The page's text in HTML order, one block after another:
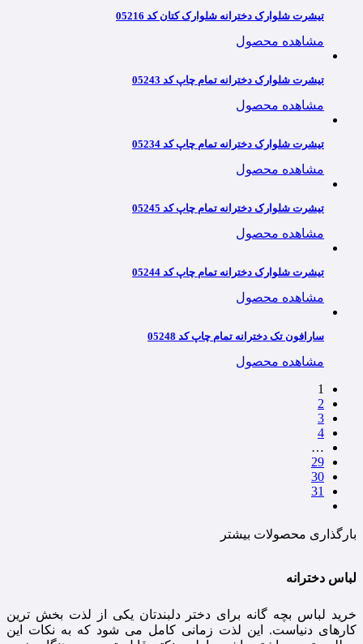
تیشرت شلوارک دخترانه شلوارک کتان کد 05216
مشاهده محصول
تیشرت شلوارک دخترانه تمام چاپ کد 05243
مشاهده محصول
تیشرت شلوارک دخترانه تمام چاپ کد 05234
مشاهده محصول
تیشرت شلوارک دخترانه تمام چاپ کد 05245
مشاهده محصول
تیشرت شلوارک دخترانه تمام چاپ کد 05244
مشاهده محصول
سارافون تک دخترانه تمام چاپ کد 05248
مشاهده محصول
1
2
3
4
…
29
30
31
بارگذاری محصولات بیشتر
لباس دخترانه
خرید لباس بچه گانه برای دختر دلبندتان یکی از لذت بخش ترین
کارهای دنیاست. این لذت زمانی کامل می شود که به نکات این